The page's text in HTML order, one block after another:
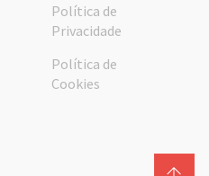
Política de
Privacidade
Política de
Cookies